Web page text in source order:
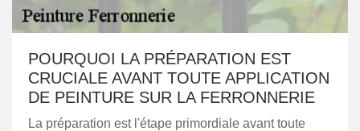
POURQUOI LA PRÉPARATION EST
CRUCIALE AVANT TOUTE APPLICATION
DE PEINTURE SUR LA FERRONNERIE
La préparation est l'étape primordiale avant toute